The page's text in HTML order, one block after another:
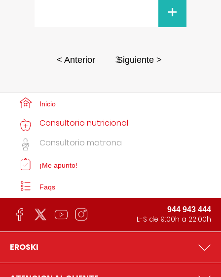
+
< Anterior 3Siguiente >
Inicio
Consultorio nutricional
Consultorio matrona
¡Me apunto!
Faqs
944 943 444
L-S de 9:00h a 22:00h
EROSKI